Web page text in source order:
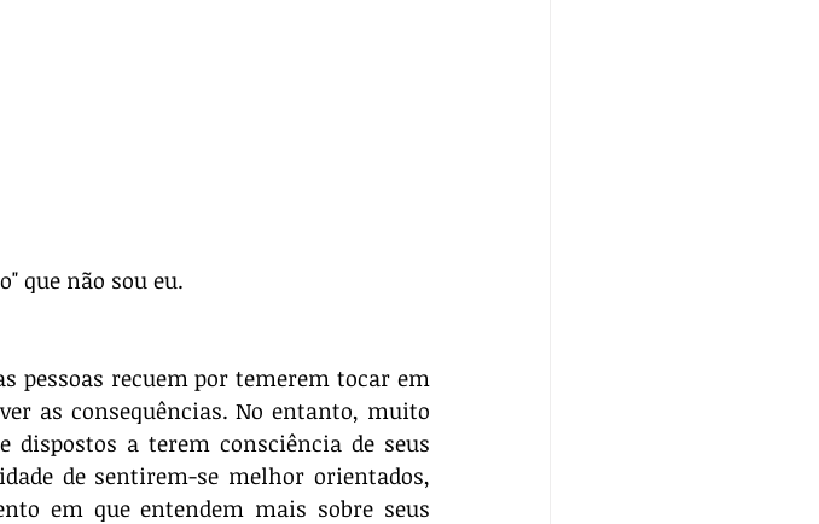
que não sou eu.
pessoas recuem por temerem tocar em
as consequências. No entanto, muito
a terem consciência de seus
de sentirem-se melhor orientados,
em que entendem mais sobre seus